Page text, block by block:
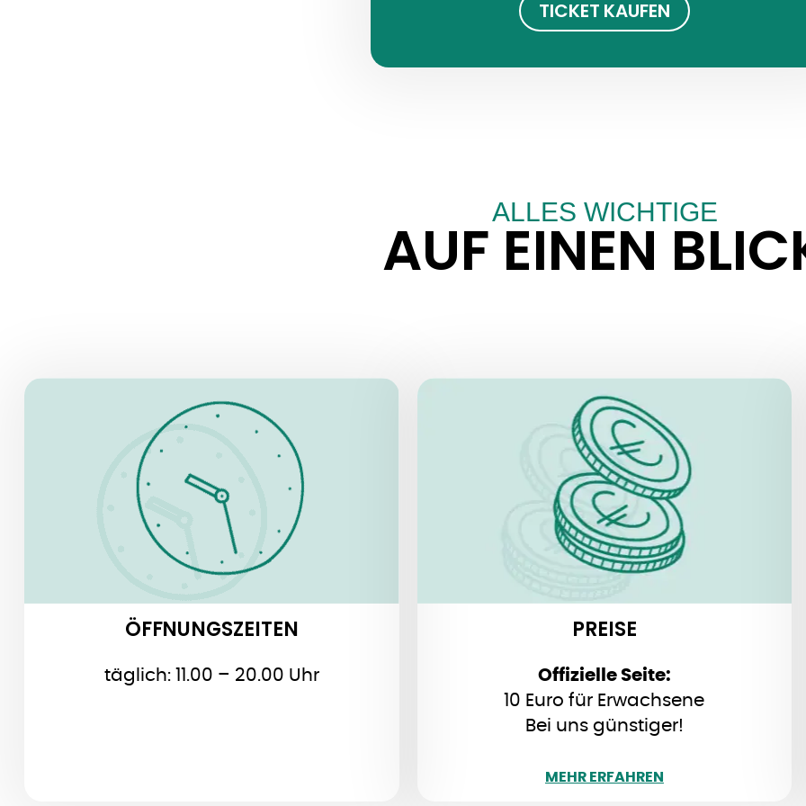
TICKET KAUFEN
ALLES WICHTIGE
AUF EINEN
ÖFFNUNGSZEITEN
täglich: 11.00 – 20.00 Uhr
ÖFFNUNGSZEITEN
PREISE
Offizielle Seite:
10 Euro für Erwachsene
Bei uns günstiger!
MEHR ERFAHREN
PREISE
10 Euro für Erwachsene
7,20 Euro für Gruppen ab 10 Personen
Freier Eintritt für Kinder unter 13 Jahren
(in Begleitung eines Erwachsenen)
WENIGER